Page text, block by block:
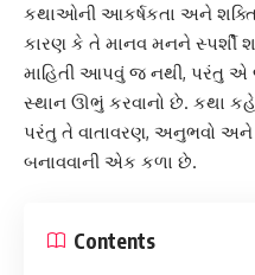
કથાઓની આકર્ષકતા અને
કારણ કે તે માનવ મનને સ્પર્શી
માહિતી આપવું જ નથી, પરંતુ એ
સ્થાન ઊભું કરવાનો છે. કથા
પરંતુ તે વાતાવરણ, અનુભવો અને
બનાવવાની એક કળા છે.
Contents